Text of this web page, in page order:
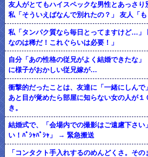
友人がとてもハイスペックな男性とあっさり
私「そういえばなんで別れたの？」 友人「
私「タンパク質なら毎日とってますけど…」
なのは稀だ！これぐらいは必要！」
自分「あの性格の従兄がよく結婚できたな
に様子がおかしい従兄嫁が…
衝撃的だったことは、友達に「一緒にしんで
あと目が覚めたら部屋に知らない女の人が１
き。
結婚式で、「会場内での撮影はご遠慮下さい
い！ﾊﾟｼｬﾊﾟｼｬ」 → 緊急搬送
「コンタクト手入れするのめんどくさ。そ